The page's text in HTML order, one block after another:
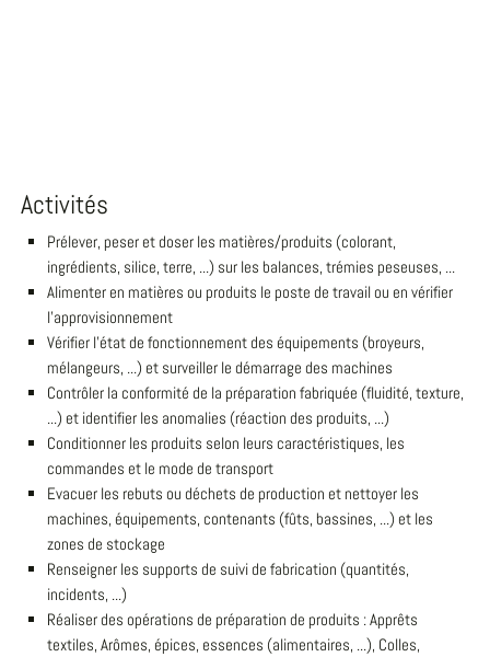
Activités
Prélever, peser et doser les matières/produits (colorant,
ingrédients, silice, terre, ...) sur les balances, trémies peseuses, ...
Alimenter en matières ou produits le poste de travail ou en vérifier
l'approvisionnement
Vérifier l'état de fonctionnement des équipements (broyeurs,
mélangeurs, ...) et surveiller le démarrage des machines
Contrôler la conformité de la préparation fabriquée (fluidité, texture,
...) et identifier les anomalies (réaction des produits, ...)
Conditionner les produits selon leurs caractéristiques, les
commandes et le mode de transport
Evacuer les rebuts ou déchets de production et nettoyer les
machines, équipements, contenants (fûts, bassines, ...) et les
zones de stockage
Renseigner les supports de suivi de fabrication (quantités,
incidents, ...)
Réaliser des opérations de préparation de produits : Apprêts
textiles, Arômes, épices, essences (alimentaires, ...), Colles,